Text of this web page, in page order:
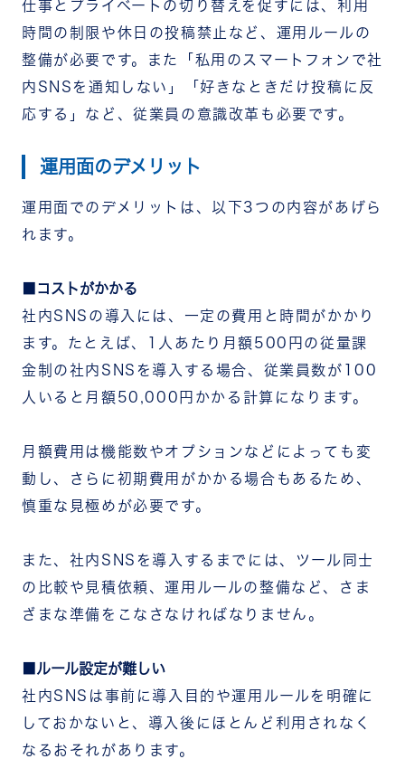
仕事とプライベートの切り替えを促すには、利用
時間の制限や休日の投稿禁止など、運用ルールの
整備が必要です。また「私用のスマートフォンで社
内SNSを通知しない」「好きなときだけ投稿に反
応する」など、従業員の意識改革も必要です。
運用面のデメリット
運用面でのデメリットは、以下3つの内容があげら
れます。
コストがかかる
社内SNSの導入には、一定の費用と時間がかかり
ます。たとえば、1人あたり月額500円の従量課
金制の社内SNSを導入する場合、従業員数が100
人いると月額50,000円かかる計算になります。
月額費用は機能数やオプションなどによっても変
動し、さらに初期費用がかかる場合もあるため、
慎重な見極めが必要です。
また、社内SNSを導入するまでには、ツール同士
の比較や見積依頼、運用ルールの整備など、さま
ざまな準備をこなさなければなりません。
ルール設定が難しい
社内SNSは事前に導入目的や運用ルールを明確に
しておかないと、導入後にほとんど利用されなく
なるおそれがあります。